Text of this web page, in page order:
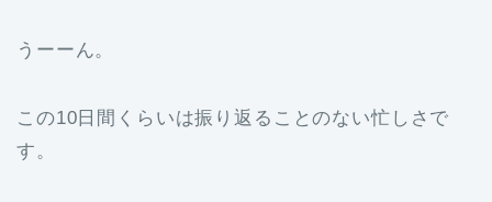
うーーん。
この10日間くらいは振り返ることのない忙しさで
す。